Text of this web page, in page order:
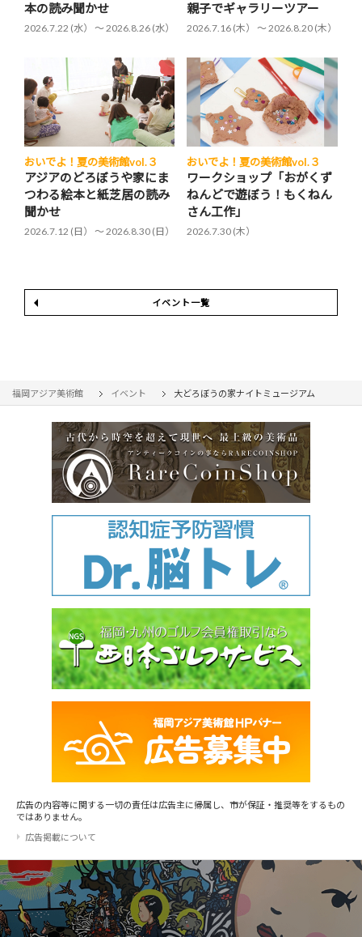
本の読み聞かせ
2026.7.22 (水） 〜 2026.8.26 (水）
親子でギャラリーツアー
2026.7.16 (木） 〜 2026.8.20 (木）
おいでよ！夏の美術館vol.３
アジアのどろぼうや家にま
つわる絵本と紙芝居の読み
聞かせ
2026.7.12 (日） 〜 2026.8.30 (日）
おいでよ！夏の美術館vol.３
ワークショップ「おがくず
ねんどで遊ぼう！もくねん
さん工作」
2026.7.30 (木）
イベント一覧
福岡アジア美術館 イベント 大どろぼうの家ナイトミュージアム
広告の内容等に関する一切の責任は広告主に帰属し、市が保証・推奨等をするもの
ではありません。
広告掲載について